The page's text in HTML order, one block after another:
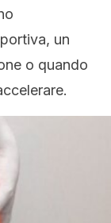
un
o quando